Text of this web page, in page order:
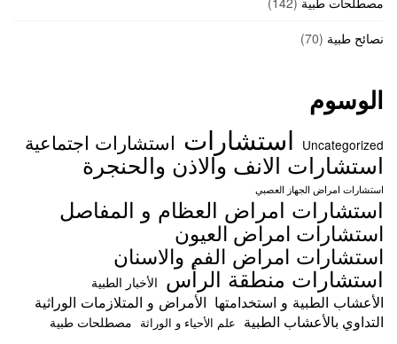
نصائح طبية (70)
الوسوم
Uncategorized استشارات استشارات اجتماعية
استشارات الانف والاذن والحنجرة
استشارات امراض الجهاز العصبي
استشارات امراض العظام و المفاصل
استشارات امراض العيون
استشارات امراض الفم والاسنان
استشارات منطقة الرأس الأخبار الطبية
الأعشاب الطبية و استخدامتها الأمراض و المتلازمات الوراثية
التداوي بالأعشاب الطبية علم الأحياء و الوراثة مصطلحات طبية